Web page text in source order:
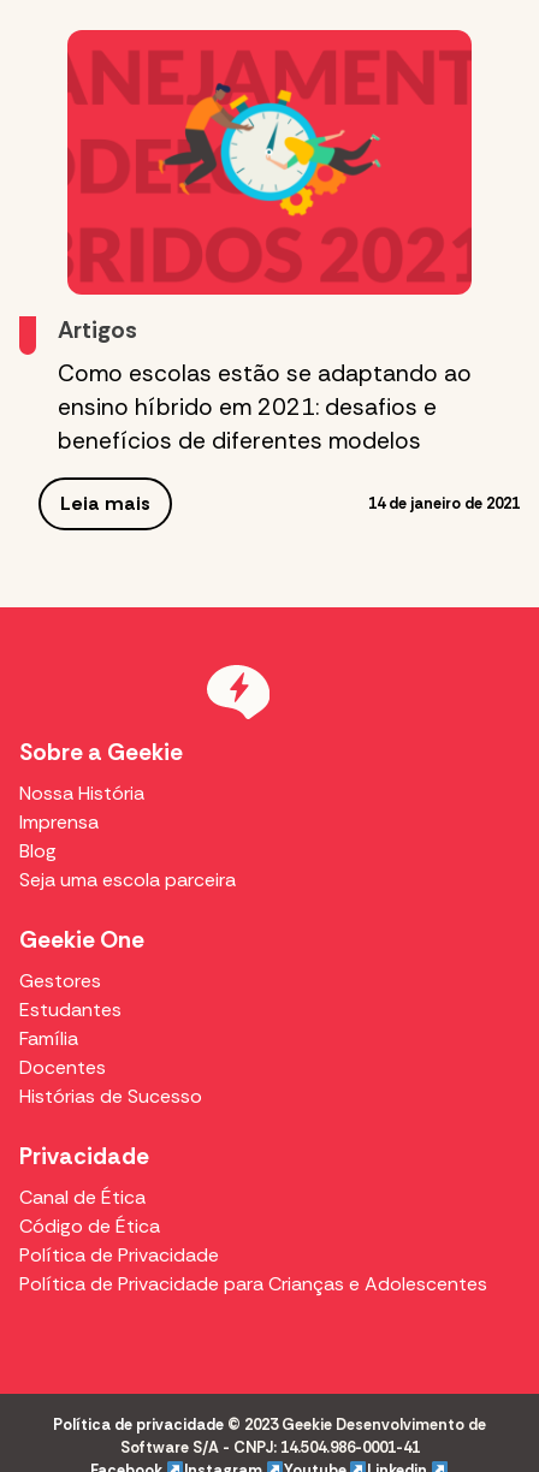
Artigos
Como escolas estão se adaptando ao
ensino híbrido em 2021: desafios e
benefícios de diferentes modelos
Leia mais 14 de janeiro de 2021
Sobre a Geekie
Nossa História
Imprensa
Blog
Seja uma escola parceira
Geekie One
Gestores
Estudantes
Família
Docentes
Histórias de Sucesso
Privacidade
Canal de Ética
Código de Ética
Política de Privacidade
Política de Privacidade para Crianças e Adolescentes
Política de privacidade © 2023 Geekie Desenvolvimento de
Software S/A - CNPJ: 14.504.986-0001-41